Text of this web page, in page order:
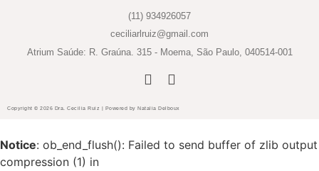
(11) 934926057
ceciliarlruiz@gmail.com
Atrium Saúde: R. Graúna. 315 - Moema, São Paulo, 040514-001
Copyright © 2026 Dra. Cecilia Ruiz | Powered by Natalia Delboux
Notice: ob_end_flush(): Failed to send buffer of zlib output
compression (1) in